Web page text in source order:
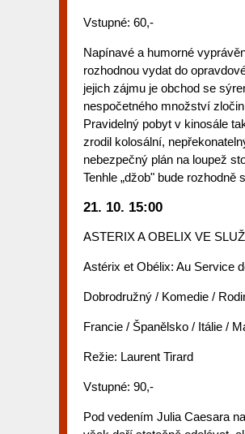
Vstupné: 60,-
Napínavé a humorné
rozhodnou vydat do
jejich zájmu je obchod se
nespočetného množství
Pravidelný pobyt v kinosále
zrodil kolosální,
nebezpečný plán na loupež
Tenhle „džob" bude rozhodně
21. 10. 15:00
ASTERIX A OBELIX VE
Astérix et Obélix: Au Service
Dobrodružný / Komedie /
Francie / Španělsko / Itálie /
Režie: Laurent Tirard
Vstupné: 90,-
Pod vedením Julia Caesara